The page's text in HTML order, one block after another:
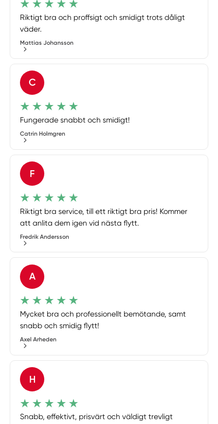
Riktigt bra och proffsigt och smidigt trots dåligt
väder.
Mattias Johansson
C
Fungerade snabbt och smidigt!
Catrin Holmgren
F
Riktigt bra service, till ett riktigt bra pris! Kommer
att anlita dem igen vid nästa flytt.
Fredrik Andersson
A
Mycket bra och professionellt bemötande, samt
snabb och smidig flytt!
Axel Arheden
H
Snabb, effektivt, prisvärt och väldigt trevligt